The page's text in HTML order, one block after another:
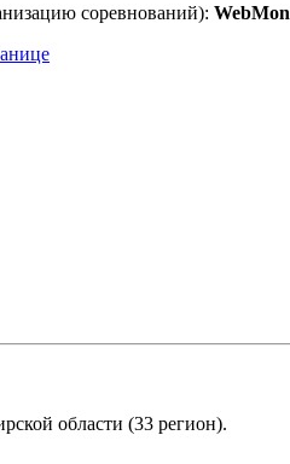
соревнований):
области (33 регион).